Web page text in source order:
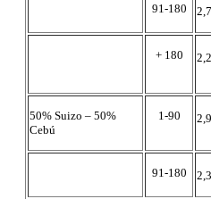
91-180
+ 180
50% Suizo – 50%
Cebú
1-90
91-180